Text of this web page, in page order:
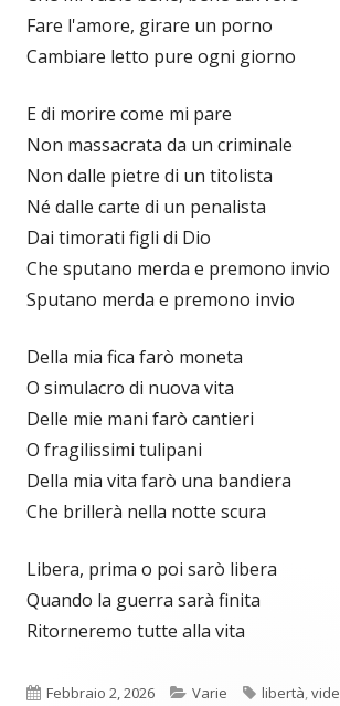
Fare l'amore, girare un porno
Cambiare letto pure ogni giorno
E di morire come mi pare
Non massacrata da un criminale
Non dalle pietre di un titolista
Né dalle carte di un penalista
Dai timorati figli di Dio
Che sputano merda e premono invio
Sputano merda e premono invio
Della mia fica farò moneta
O simulacro di nuova vita
Delle mie mani farò cantieri
O fragilissimi tulipani
Della mia vita farò una bandiera
Che brillerà nella notte scura
Libera, prima o poi sarò libera
Quando la guerra sarà finita
Ritorneremo tutte alla vita
Pubblicato
Febbraio 2, 2026 Categorie
Varie Tag
libertà,